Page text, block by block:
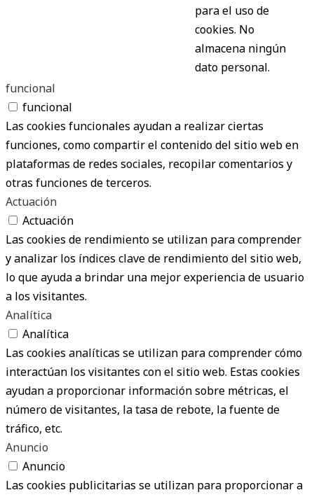
para el uso de
cookies. No
almacena ningún
dato personal.
funcional
funcional
Las cookies funcionales ayudan a realizar ciertas
funciones, como compartir el contenido del sitio web en
plataformas de redes sociales, recopilar comentarios y
otras funciones de terceros.
Actuación
Actuación
Las cookies de rendimiento se utilizan para comprender
y analizar los índices clave de rendimiento del sitio web,
lo que ayuda a brindar una mejor experiencia de usuario
a los visitantes.
Analítica
Analítica
Las cookies analíticas se utilizan para comprender cómo
interactúan los visitantes con el sitio web. Estas cookies
ayudan a proporcionar información sobre métricas, el
número de visitantes, la tasa de rebote, la fuente de
tráfico, etc.
Anuncio
Anuncio
Las cookies publicitarias se utilizan para proporcionar a